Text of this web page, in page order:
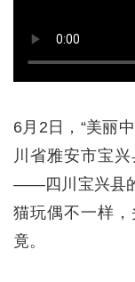
6月2日，“美丽
川省雅安市宝
——四川宝兴县
猫玩偶不一样
竟。